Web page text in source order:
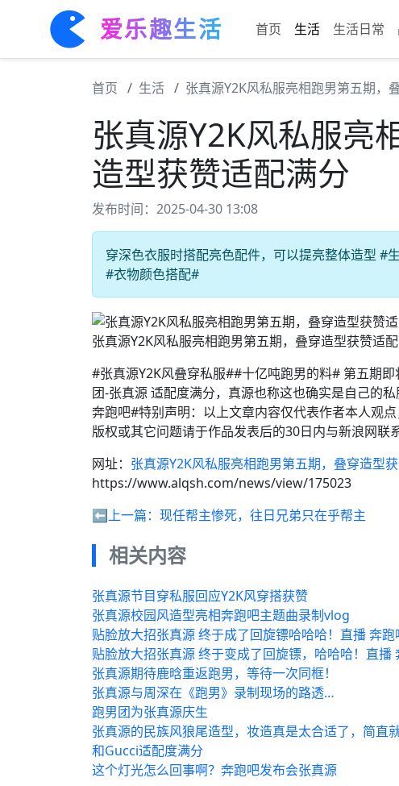
爱乐趣生活 首页 生活 生活日常
首页 生活 张真源Y2K风私服亮相跑男第五期，
张真源Y2K风私服亮
造型获赞适配满分
发布时间：2025-04-30 13:08
穿深色衣服时搭配亮色配件，可以提亮整体造型
#衣物颜色搭配#
张真源Y2K风私服亮相跑男第五期，叠穿造型获赞适
#张真源Y2K风叠穿私服##十亿吨跑男的料# 第五期
团-张真源 适配度满分，真源也称这也确实是自己的
奔跑吧#特别声明：以上文章内容仅代表作者本人观
版权或其它问题请于作品发表后的30日内与新浪网联系
网址： 张真源Y2K风私服亮相跑男第五期，叠穿造型
https://www.alqsh.com/news/view/175023
⬅️上一篇： 现任帮主惨死，往日兄弟只在乎帮主
相关内容
张真源节目穿私服回应Y2K风穿搭获赞
张真源校园风造型亮相奔跑吧主题曲录制vlog
贴脸放大招张真源 终于成了回旋镖哈哈哈！直播 奔
贴脸放大招张真源 终于变成了回旋镖，哈哈哈！直播
张真源期待鹿晗重返跑男，等待一次同框！
张真源与周深在《跑男》录制现场的路透…
跑男团为张真源庆生
张真源的民族风狼尾造型，妆造真是太合适了，简直
和Gucci适配度满分
这个灯光怎么回事啊？奔跑吧发布会张真源